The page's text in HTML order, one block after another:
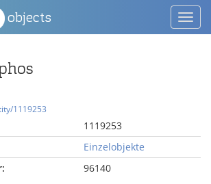
objects
1119253
1119253
Einzelobjekte
96140